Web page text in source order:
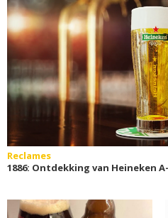
Reclames
1886: Ontdekking van Heineken